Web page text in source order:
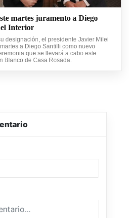
martes juramento a Diego
Interior
designación, el presidente Javier Milei
a Diego Santilli como nuevo
que se llevará a cabo este
Blanco de Casa Rosada.